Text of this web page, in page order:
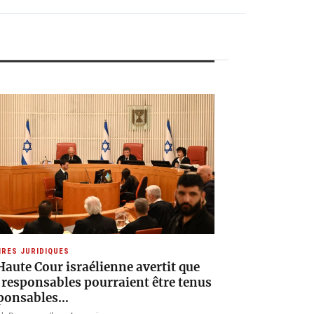
JURIDIQUES
Cour israélienne avertit que
responsables pourraient être tenus